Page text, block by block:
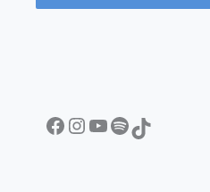
Facebook InstagramYouTube Spotify TikTok